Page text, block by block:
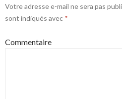
Votre adresse e-mail ne sera pas
sont indiqués avec *
Commentaire